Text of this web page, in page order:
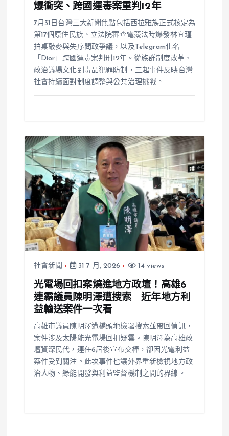
爆衝突、跨國運毒案重判12年
7月31日台灣三大新聞焦點包括西拉雅族正式核定為
第17個原住民族、立法院審查電競法時爆發林宜瑾
拍桌敲麥與失序問政爭議，以及Telegram化名
「Dior」跨國運毒案判刑12年。從族群制度改革、
政治議場文化到毒品犯罪防制，三起事件反映台灣
社會持續面對制度調整與公共治理挑戰。
社會新聞 31 7 月, 2026 14 views
光電場回扣案燒進地方政壇！高雄6
連霸議員陳明澤遭搜索 近年地方利
益輸送案件一次看
高雄市議員陳明澤遭橋頭地檢署搜索並帶回偵訊，
案件涉及太陽能光電場回扣疑雲。陳明澤為高雄政
壇資深民代，連任6屆後宣布交棒，卻因光電利益
案件受到關注。此次事件也讓外界重新檢視地方政
治人物、綠能開發與利益監督機制之間的界線。